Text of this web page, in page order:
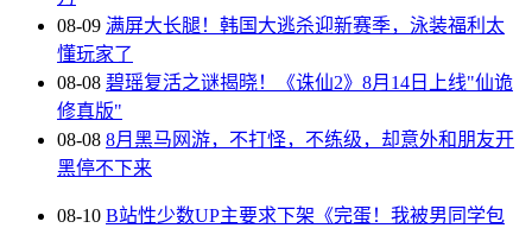
08-09 满屏大长腿！韩国大逃杀迎新赛季，泳装福利太
懂玩家了
08-08 碧瑶复活之谜揭晓！《诛仙2》8月14日上线"仙诡
修真版"
08-08 8月黑马网游，不打怪，不练级，却意外和朋友开
黑停不下来
08-10 B站性少数UP主要求下架《完蛋！我被男同学包